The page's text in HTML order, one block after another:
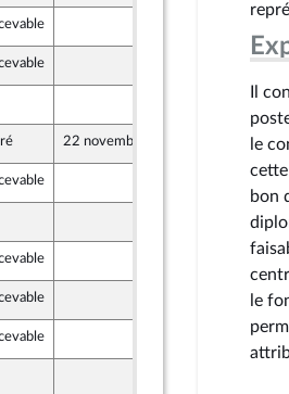
13
14
22 novembre 2019 14 novembre
14
14
14
12
12
Il
le
bon
le